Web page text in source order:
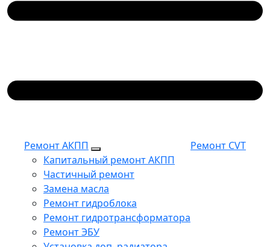
Ремонт АКПП
Капитальный ремонт АКПП
Частичный ремонт
Замена масла
Ремонт гидроблока
Ремонт гидротрансформатора
Ремонт ЭБУ
Ремонт CVT